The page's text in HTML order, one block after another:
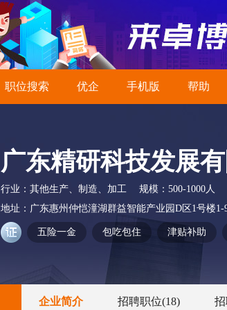
职位搜索 优企 手机版 帮助
广东精研科技发展
行业： 其他生产、制造、加工 规模： 500-1000人
地址： 广东惠州仲恺潼湖群益智能产业园D区1号楼1-
五险一金 包吃包住 津贴补助
企业简介 招聘职位(18)